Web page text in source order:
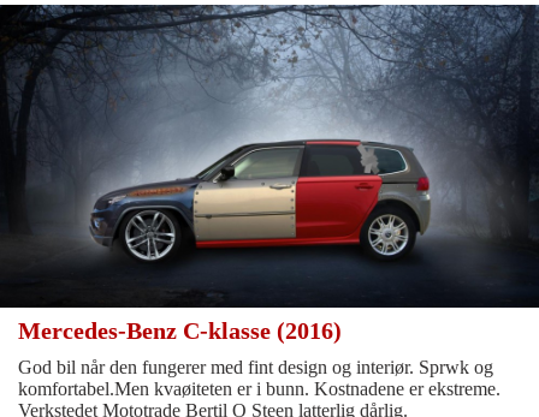
Mercedes-Benz C-klasse (2016)
God bil når den fungerer med fint design og interiør. Sprwk og
komfortabel.Men kvaøiteten er i bunn. Kostnadene er ekstreme.
Verkstedet Mototrade Bertil O Steen latterlig dårlig.